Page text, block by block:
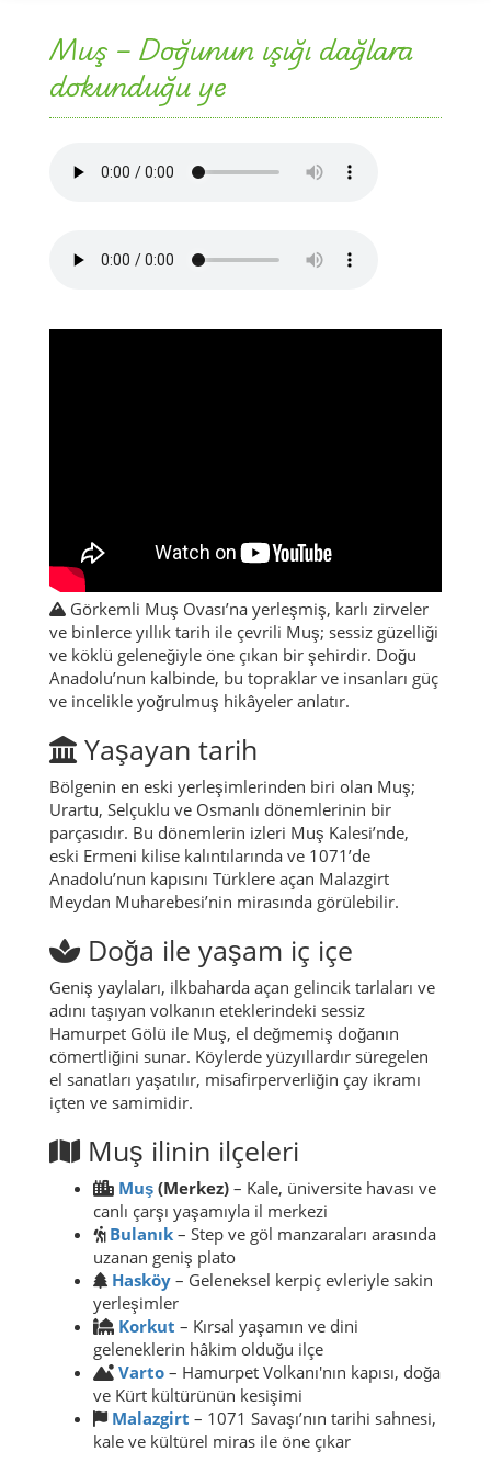
Muş – Doğunun ışığı dağlara
dokunduğu ye
Görkemli Muş Ovası’na yerleşmiş, karlı zirveler
ve binlerce yıllık tarih ile çevrili Muş; sessiz güzelliği
ve köklü geleneğiyle öne çıkan bir şehirdir. Doğu
Anadolu’nun kalbinde, bu topraklar ve insanları güç
ve incelikle yoğrulmuş hikâyeler anlatır.
Yaşayan tarih
Bölgenin en eski yerleşimlerinden biri olan Muş;
Urartu, Selçuklu ve Osmanlı dönemlerinin bir
parçasıdır. Bu dönemlerin izleri Muş Kalesi’nde,
eski Ermeni kilise kalıntılarında ve 1071’de
Anadolu’nun kapısını Türklere açan Malazgirt
Meydan Muharebesi’nin mirasında görülebilir.
Doğa ile yaşam iç içe
Geniş yaylaları, ilkbaharda açan gelincik tarlaları ve
adını taşıyan volkanın eteklerindeki sessiz
Hamurpet Gölü ile Muş, el değmemiş doğanın
cömertliğini sunar. Köylerde yüzyıllardır süregelen
el sanatları yaşatılır, misafirperverliğin çay ikramı
içten ve samimidir.
Muş ilinin ilçeleri
Muş (Merkez) – Kale, üniversite havası ve
canlı çarşı yaşamıyla il merkezi
Bulanık – Step ve göl manzaraları arasında
uzanan geniş plato
Hasköy – Geleneksel kerpiç evleriyle sakin
yerleşimler
Korkut – Kırsal yaşamın ve dini
geleneklerin hâkim olduğu ilçe
Varto – Hamurpet Volkanı'nın kapısı, doğa
ve Kürt kültürünün kesişimi
Malazgirt – 1071 Savaşı’nın tarihi sahnesi,
kale ve kültürel miras ile öne çıkar